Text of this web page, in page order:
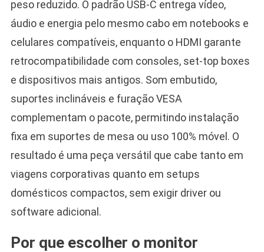
peso reduzido. O padrão USB-C entrega vídeo,
áudio e energia pelo mesmo cabo em notebooks e
celulares compatíveis, enquanto o HDMI garante
retrocompatibilidade com consoles, set-top boxes
e dispositivos mais antigos. Som embutido,
suportes inclináveis e furação VESA
complementam o pacote, permitindo instalação
fixa em suportes de mesa ou uso 100% móvel. O
resultado é uma peça versátil que cabe tanto em
viagens corporativas quanto em setups
domésticos compactos, sem exigir driver ou
software adicional.
Por que escolher o monitor